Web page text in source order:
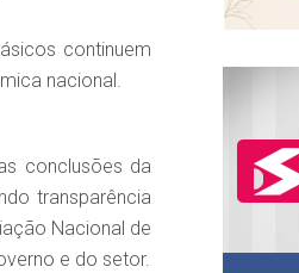
continuem
nacional.
conclusões da
transparência
Nacional de
e do setor.